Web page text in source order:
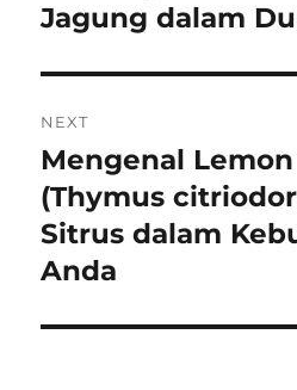
post:
Jagung dalam
NEXT
Next
post:
Mengenal
(Thymus
Sitrus dalam
Anda